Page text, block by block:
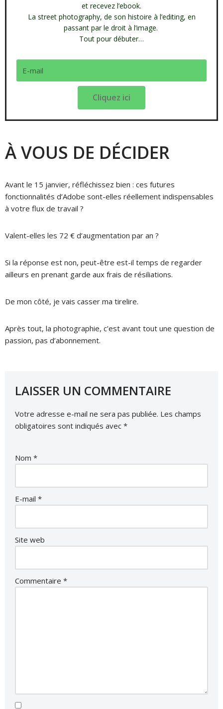
et recevez l’ebook.
La street photography, de son histoire à l’editing, en
passant par le droit à l’image.
Tout pour débuter…
Cliquez ici
À VOUS DE DÉCIDER
Avant le 15 janvier, réfléchissez bien : ces futures
fonctionnalités d’Adobe sont-elles réellement indispensables
à votre flux de travail ?
Valent-elles les 72 € d’augmentation par an ?
Si la réponse est non, peut-être est-il temps de regarder
ailleurs en prenant garde aux frais de résiliations.
De mon côté, je vais casser ma tirelire.
Après tout, la photographie, c’est avant tout une question de
passion, pas d’abonnement.
LAISSER UN COMMENTAIRE
Votre adresse e-mail ne sera pas publiée. Les champs
obligatoires sont indiqués avec *
Nom *
E-mail *
Site web
Commentaire *